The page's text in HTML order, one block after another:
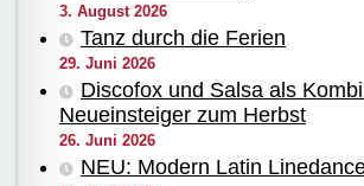
3. August 2026
Tanz durch die Ferien
29. Juni 2026
Discofox und Salsa als
Neueinsteiger zum Herbst
26. Juni 2026
NEU: Modern Latin